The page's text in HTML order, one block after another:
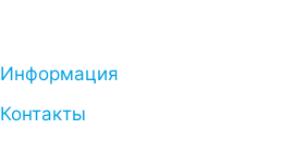
Информация
Контакты